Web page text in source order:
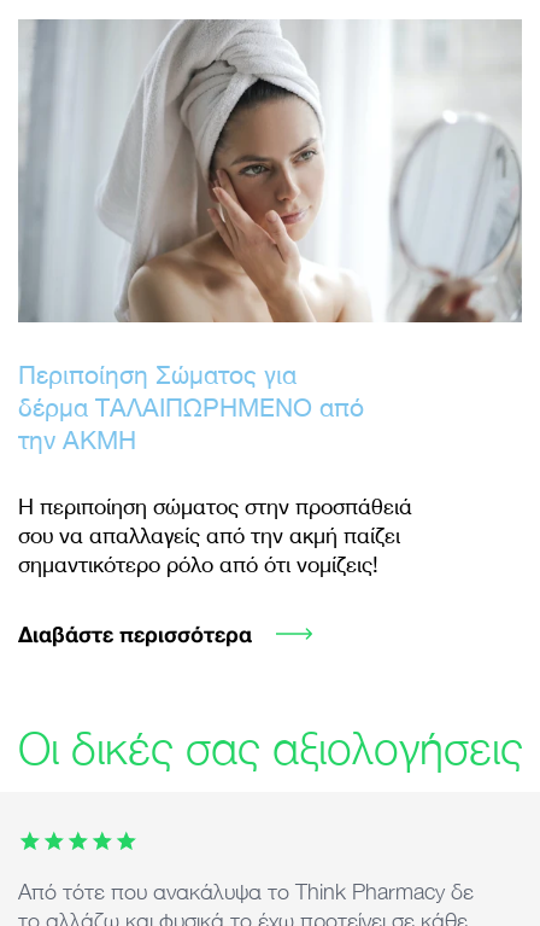
Περιποίηση Σώματος για
δέρμα ΤΑΛΑΙΠΩΡΗΜΕΝΟ από
την ΑΚΜΗ
Η περιποίηση σώματος στην προσπάθειά
σου να απαλλαγείς από την ακμή παίζει
σημαντικότερο ρόλο από ότι νομίζεις!
Διαβάστε περισσότερα
Οι δικές σας αξιολογήσεις
This carousel contains 7 images. Use arrow keys or the
Από τότε που ανακάλυψα το Think Pharmacy δε
το αλλάζω και φυσικά το έχω προτείνει σε κάθε